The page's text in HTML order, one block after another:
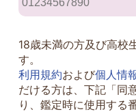
18歳未満の方及び高校
す。
利用規約および個人情
だける方は、下記「同
り、鑑定時に使用する